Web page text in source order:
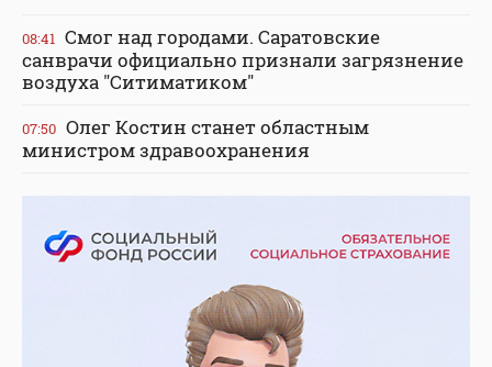
08:41 Смог над городами. Саратовские
санврачи официально признали загрязнение
воздуха "Ситиматиком"
07:50 Олег Костин станет областным
министром здравоохранения